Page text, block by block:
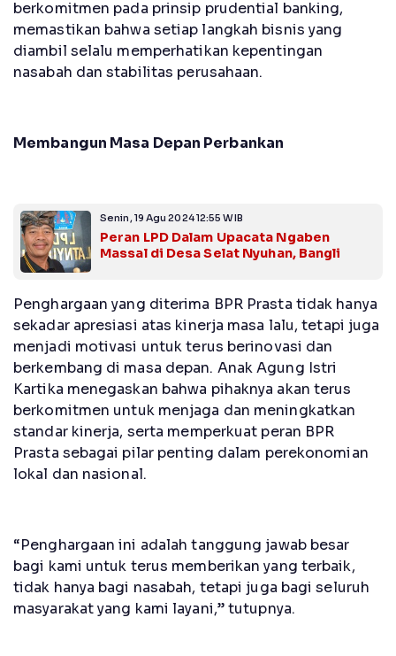
berkomitmen pada prinsip prudential banking,
memastikan bahwa setiap langkah bisnis yang
diambil selalu memperhatikan kepentingan
nasabah dan stabilitas perusahaan.
Membangun Masa Depan Perbankan
Senin, 19 Agu 2024 12:55 WIB
Peran LPD Dalam Upacata Ngaben
Massal di Desa Selat Nyuhan, Bangli
Penghargaan yang diterima BPR Prasta tidak hanya
sekadar apresiasi atas kinerja masa lalu, tetapi juga
menjadi motivasi untuk terus berinovasi dan
berkembang di masa depan. Anak Agung Istri
Kartika menegaskan bahwa pihaknya akan terus
berkomitmen untuk menjaga dan meningkatkan
standar kinerja, serta memperkuat peran BPR
Prasta sebagai pilar penting dalam perekonomian
lokal dan nasional.
“Penghargaan ini adalah tanggung jawab besar
bagi kami untuk terus memberikan yang terbaik,
tidak hanya bagi nasabah, tetapi juga bagi seluruh
masyarakat yang kami layani,” tutupnya.